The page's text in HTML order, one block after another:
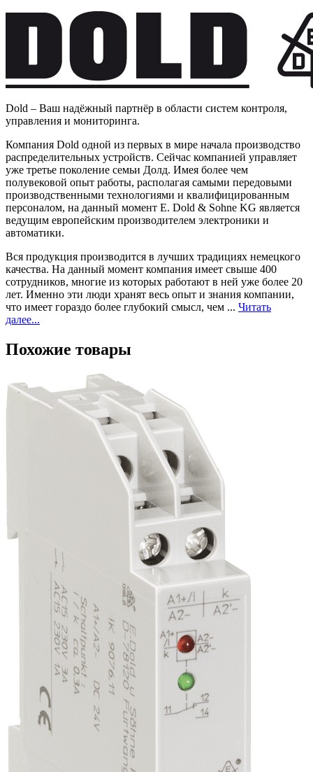
Dold – Ваш надёжный партнёр в области систем контроля,
управления и мониторинга.
Компания Dold одной из первых в мире начала производство
распределительных устройств. Сейчас компанией управляет
уже третье поколение семьи Долд. Имея более чем
полувековой опыт работы, располагая самыми передовыми
производственными технологиями и квалифицированным
персоналом, на данный момент E. Dold & Sohne KG является
ведущим европейским производителем электроники и
автоматики.
Вся продукция производится в лучших традициях немецкого
качества. На данный момент компания имеет свыше 400
сотрудников, многие из которых работают в ней уже более 20
лет. Именно эти люди хранят весь опыт и знания компании,
что имеет гораздо более глубокий смысл, чем ... Читать
далее...
Похожие товары